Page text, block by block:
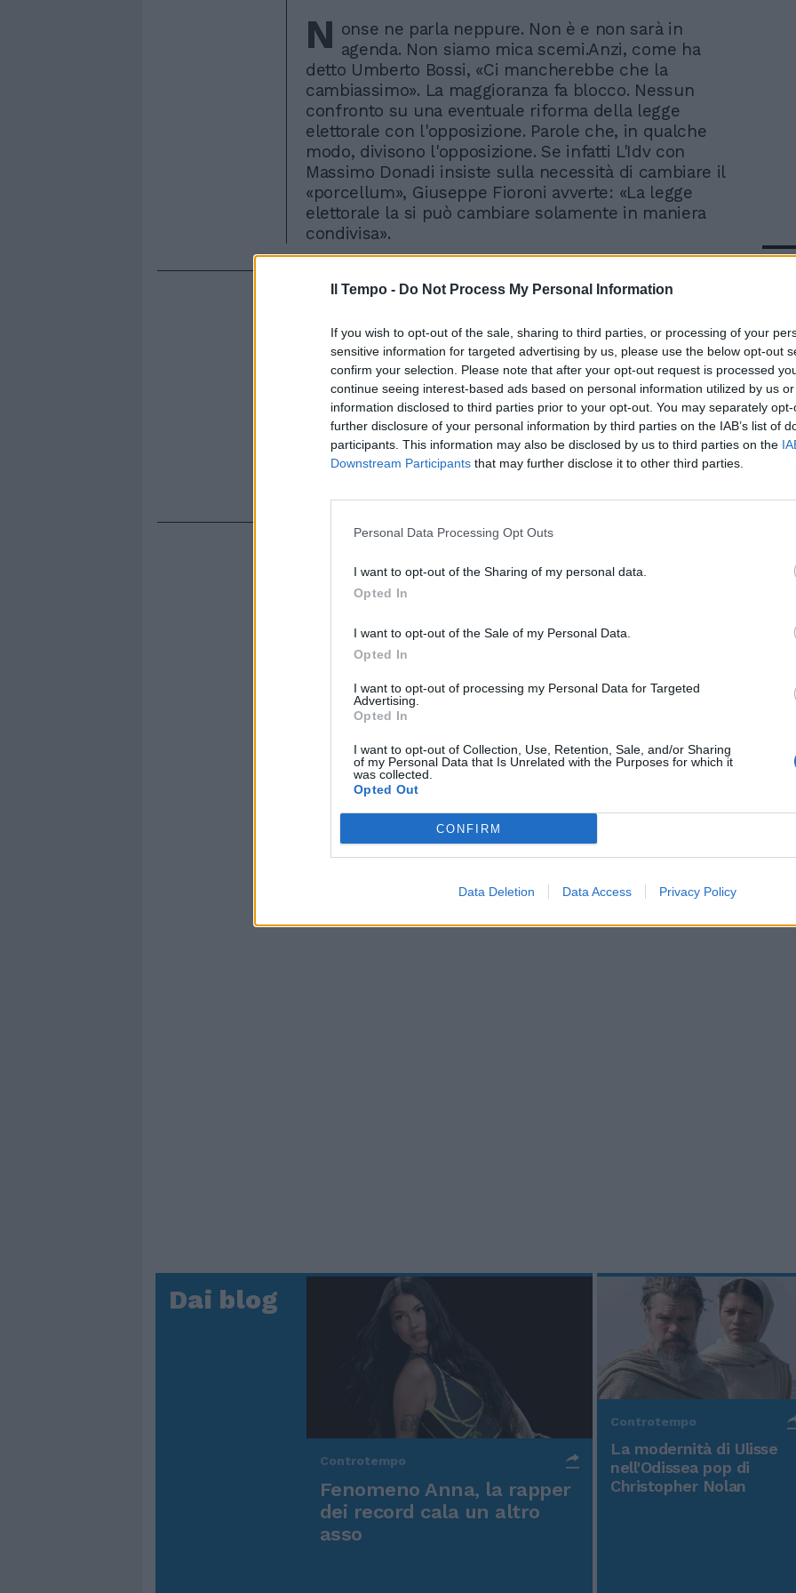
Il Tempo - Do Not Process My Personal Information
If you wish to opt-out of the sale, sharing to third parties, or processing of your
sensitive information for targeted advertising by us, please use the below opt-out
confirm your selection. Please note that after your opt-out request is processed
continue seeing interest-based ads based on personal information utilized by us
information disclosed to third parties prior to your opt-out. You may separately
further disclosure of your personal information by third parties on the IAB’s list of
participants. This information may also be disclosed by us to third parties on the
Downstream Participants that may further disclose it to other third parties.
Personal Data Processing Opt Outs
I want to opt-out of the Sharing of my personal data.
Opted In
I want to opt-out of the Sale of my Personal Data.
Opted In
I want to opt-out of processing my Personal Data for Targeted
Advertising.
Opted In
I want to opt-out of Collection, Use, Retention, Sale, and/or Sharing
of my Personal Data that Is Unrelated with the Purposes for which it
was collected.
Opted Out
CONFIRM
Data Deletion Data Access Privacy Policy
N onse ne parla neppure. Non è e non sarà in
agenda. Non siamo mica scemi.Anzi, come ha
detto Umberto Bossi, «Ci mancherebbe che la
cambiassimo». La maggioranza fa blocco. Nessun
confronto su una eventuale riforma della legge
elettorale con l'opposizione. Parole che, in qualche
modo, divisono l'opposizione. Se infatti L'Idv con
Massimo Donadi insiste sulla necessità di cambiare il
«porcellum», Giuseppe Fioroni avverte: «La legge
elettorale la si può cambiare solamente in maniera
condivisa».
In
Rudy Giuliani a Come States?
americana
Dai blog
Controtempo
Fenomeno Anna, la rapper
dei record cala un altro
asso
Controtempo
La modernità di Ulisse
nell'Odissea pop di
Christopher Nolan